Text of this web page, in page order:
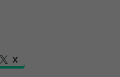
X